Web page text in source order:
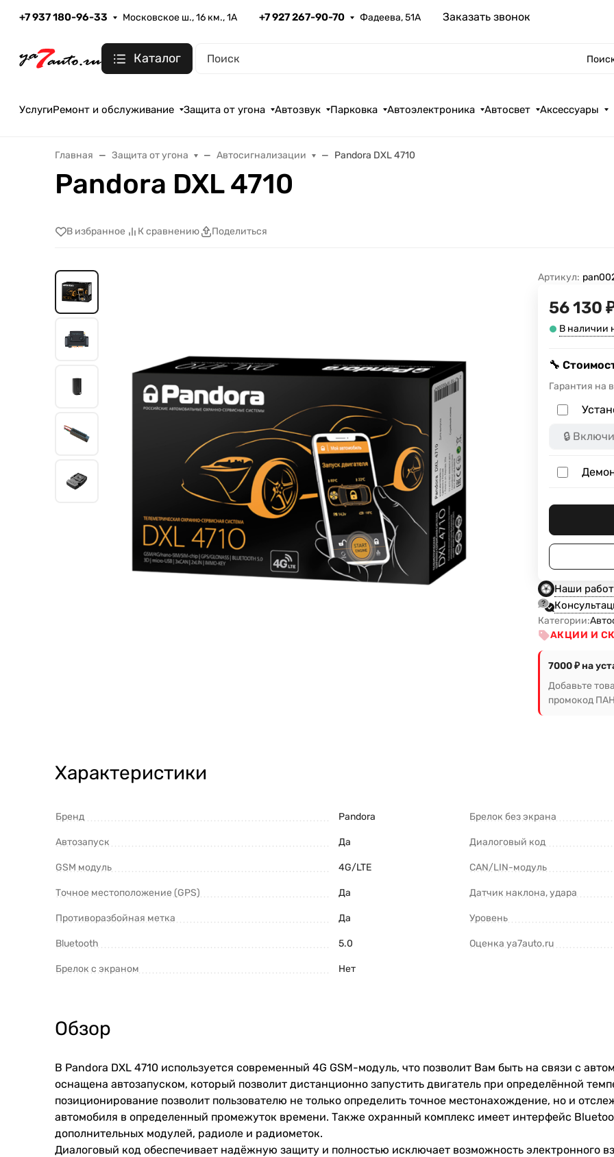
+7 937 180-96-33 Московское ш., 16 км., 1А +7 927 267-90-70 Фадеева, 51А Заказать звонок
Каталог
УслугиРемонт и обслуживание Защита от угона Автозвук Парковка Автоэлектроника Автосвет Аксессуары
Главная Защита от угона Автосигнализации Pandora DXL 4710
Pandora DXL 4710
В избранное К сравнению Поделиться
Артикул:
56 130
В наличии
🔧
Гарантия на
Наши
Категории:
АКЦИИ И
7000 ₽ на
Добавьте
промокод
Характеристики
Бренд Pandora
Автозапуск Да
GSM модуль 4G/LTE
Точное местоположение (GPS) Да
Противоразбойная метка Да
Bluetooth 5.0
Брелок с экраном Нет
Брелок без экрана
Диалоговый код
CAN/LIN-модуль
Датчик наклона, удара
Уровень
Оценка ya7auto.ru
Обзор
В Pandora DXL 4710 используется современный 4G GSM-модуль, что позволит Вам быть на связи с
оснащена автозапуском, который позволит дистанционно запустить двигатель при определённой
позиционирование позволит пользователю не только определить точное местонахождение, но и
автомобиля в определенный промежуток времени. Также охранный комплекс имеет интерфейс
дополнительных модулей, радиоле и радиометок.
Диалоговый код обеспечивает надёжную защиту и полностью исключает возможность электронного